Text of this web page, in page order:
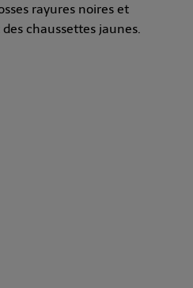
rayures noires et
chaussettes jaunes.